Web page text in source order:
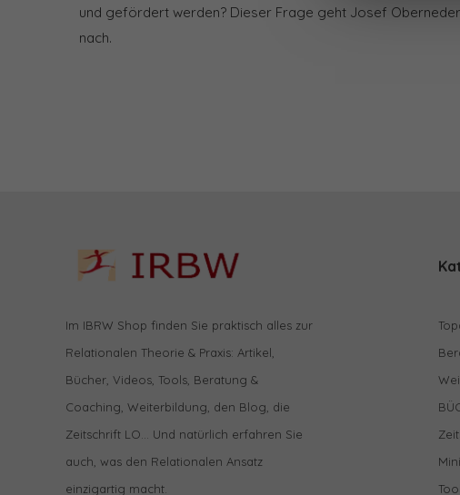
und gefördert werden? Dieser Frage geht Josef
nach.
Im IBRW Shop finden Sie praktisch alles zur
Relationalen Theorie & Praxis: Artikel,
Bücher, Videos, Tools, Beratung &
Coaching, Weiterbildung, den Blog, die
Zeitschrift LO… Und natürlich erfahren Sie
auch, was den Relationalen Ansatz
einzigartig macht.